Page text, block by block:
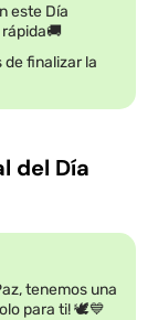
este Día
finalizar la
del Día
tenemos una
para ti! 🕊️💙